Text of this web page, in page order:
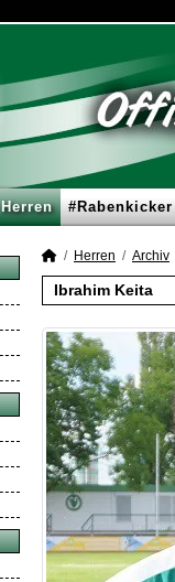
Herren #Rabenkicker
Herren Archiv
Ibrahim Keita